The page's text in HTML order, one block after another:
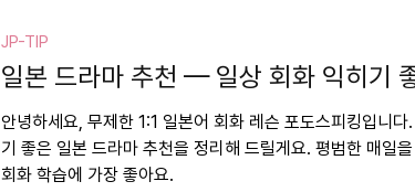
JP-TIP
일본 드라마 추천 — 일상 회화 익히기
안녕하세요, 무제한 1:1 일본어 회화 레슨 포도스피킹입니다
기 좋은 일본 드라마 추천을 정리해 드릴게요. 평범한 매일을
회화 학습에 가장 좋아요.